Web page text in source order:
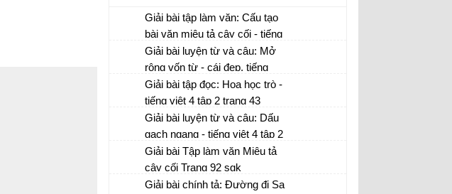
Giải bài tập làm văn: Cấu tạo
bài văn miêu tả cây cối - tiếng
việt 4 tập 2 trang 30
Giải bài luyện từ và câu: Mở
rộng vốn từ - cái đẹp, tiếng
việt 4 tập 2 trang 40
Giải bài tập đọc: Hoa học trò -
tiếng việt 4 tập 2 trang 43
Giải bài luyện từ và câu: Dấu
gạch ngang - tiếng việt 4 tập 2
trang 45
Giải bài Tập làm văn Miêu tả
cây cối Trang 92 sgk
Giải bài chính tả: Đường đi Sa